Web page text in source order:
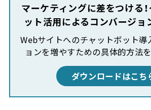
マーケティングに差をつける
ット活用によるコンバージョ
Webサイトへのチャットボット導
ョンを増やすための具体的方法
ダウンロードはこち